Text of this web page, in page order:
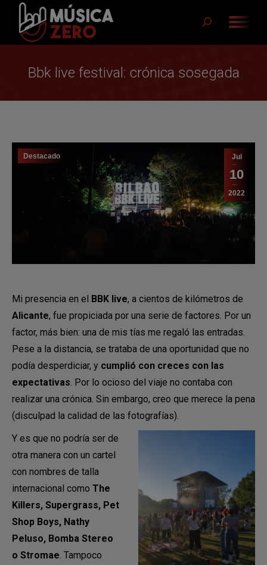
Buscar:
Bbk live festival: crónica sosegada
Jul
10
2022
Destacado
Mi presencia en el BBK live, a cientos de kilómetros de
Alicante, fue propiciada por una serie de factores. Por un
factor, más bien: una de mis tías me regaló las entradas.
Pese a la distancia, se trataba de una oportunidad que no
podía desperdiciar, y cumplió con creces con las
expectativas. Por lo ocioso del viaje no contaba con
realizar una crónica. Sin embargo, creo que merece la pena
(disculpad la calidad de las fotografías).
Y es que no podría ser de
otra manera con un cartel
con nombres de talla
internacional como The
Killers, Supergrass, Pet
Shop Boys, Nathy
Peluso, Bomba Stereo
o Stromae. Tampoco